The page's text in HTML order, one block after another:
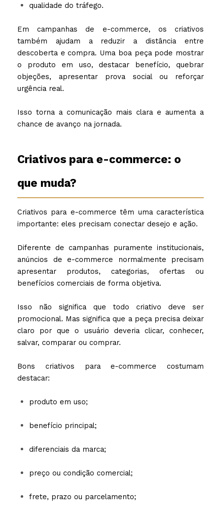
qualidade do tráfego.
Em campanhas de e-commerce, os criativos
também ajudam a reduzir a distância entre
descoberta e compra. Uma boa peça pode mostrar
o produto em uso, destacar benefício, quebrar
objeções, apresentar prova social ou reforçar
urgência real.
Isso torna a comunicação mais clara e aumenta a
chance de avanço na jornada.
Criativos para e-commerce: o
que muda?
Criativos para e-commerce têm uma característica
importante: eles precisam conectar desejo e ação.
Diferente de campanhas puramente institucionais,
anúncios de e-commerce normalmente precisam
apresentar produtos, categorias, ofertas ou
benefícios comerciais de forma objetiva.
Isso não significa que todo criativo deve ser
promocional. Mas significa que a peça precisa deixar
claro por que o usuário deveria clicar, conhecer,
salvar, comparar ou comprar.
Bons criativos para e-commerce costumam
destacar:
produto em uso;
benefício principal;
diferenciais da marca;
preço ou condição comercial;
frete, prazo ou parcelamento;